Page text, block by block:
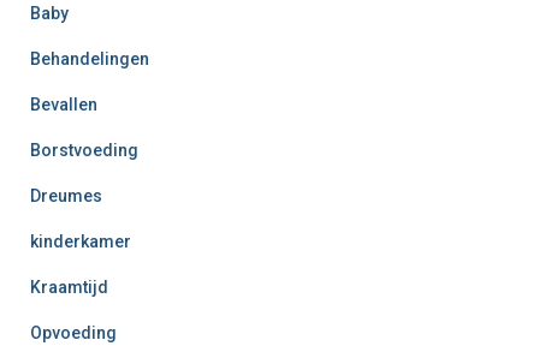
Baby
Behandelingen
Bevallen
Borstvoeding
Dreumes
kinderkamer
Kraamtijd
Opvoeding